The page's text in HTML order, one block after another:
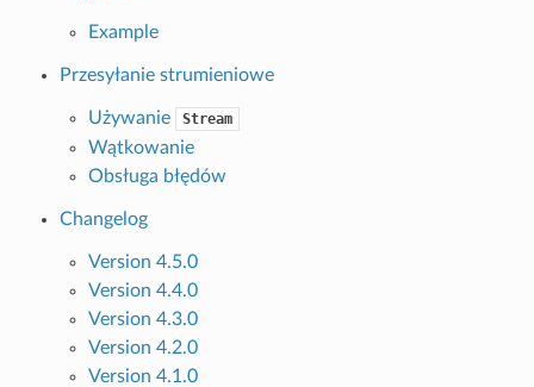
Example
Przesyłanie strumieniowe
Używanie Stream
Wątkowanie
Obsługa błędów
Changelog
Version 4.5.0
Version 4.4.0
Version 4.3.0
Version 4.2.0
Version 4.1.0